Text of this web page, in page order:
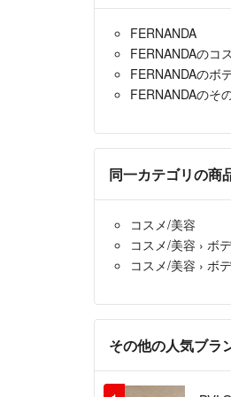
FERNANDA
FERNANDAのコ
FERNANDAのボ
FERNANDAのそ
同一カテゴリの商
コスメ/美容
コスメ/美容 › ボ
コスメ/美容 › ボ
その他の人気ブラ